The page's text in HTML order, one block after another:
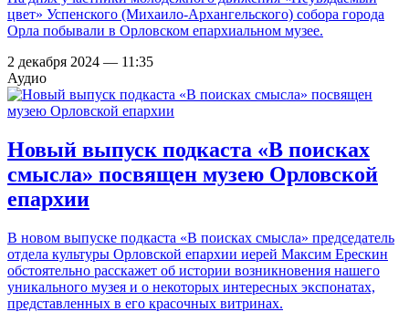
цвет» Успенского (Михаило-Архангельского) собора города
Орла побывали в Орловском епархиальном музее.
2 декабря 2024 — 11:35
Аудио
Новый выпуск подкаста «В поисках
смысла» посвящен музею Орловской
епархии
В новом выпуске подкаста «В поисках смысла» председатель
отдела культуры Орловской епархии иерей Максим Ерескин
обстоятельно расскажет об истории возникновения нашего
уникального музея и о некоторых интересных экспонатах,
представленных в его красочных витринах.